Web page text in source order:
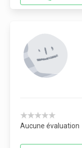
★★★★★
Aucune évaluation